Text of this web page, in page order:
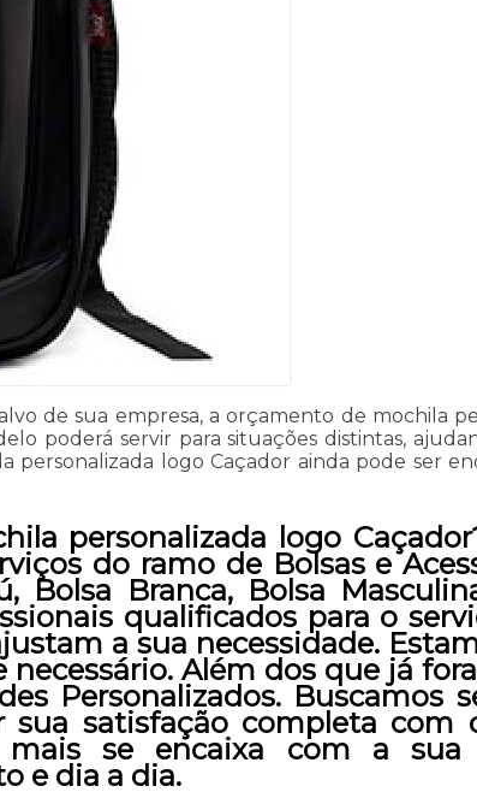
de sua empresa, a orçamento de mochila
poderá servir para situações distintas,
personalizada logo Caçador ainda pode ser
personalizada logo
do ramo de Bolsas e
Bolsa Branca, Bolsa
qualificados para o
a sua necessidade.
necessário. Além dos que já
Personalizados. Buscamos
sua satisfação completa com
se encaixa com a sua
e dia a dia.